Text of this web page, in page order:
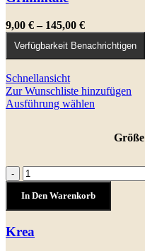
9,00 € – 145,00 €Preisspanne:
9,00 €
bis
145,00 €
Verfügbarkeit Benachrichtigen
Schnellansicht
Zur Wunschliste hinzufügen
Ausführung wählen
mehrere
auf.
Die
Optionen
Größe
-
Krea
Menge
In Den Warenkorb
Krea